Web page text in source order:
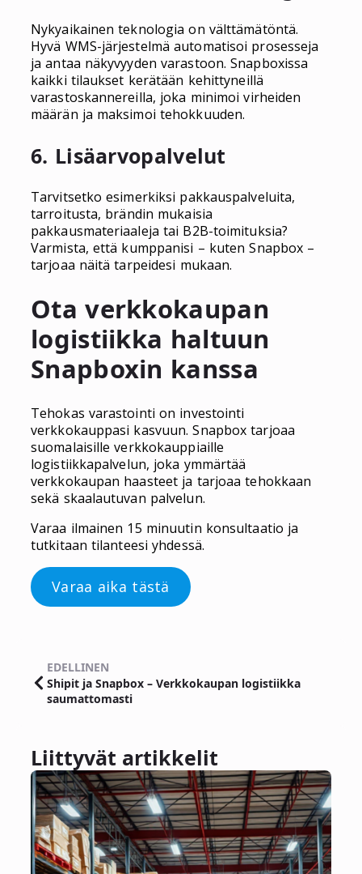
Nykyaikainen teknologia on välttämätöntä.
Hyvä WMS-järjestelmä automatisoi prosesseja
ja antaa näkyvyyden varastoon. Snapboxissa
kaikki tilaukset kerätään kehittyneillä
varastoskannereilla, joka minimoi virheiden
määrän ja maksimoi tehokkuuden.
6. Lisäarvopalvelut
Tarvitsetko esimerkiksi pakkauspalveluita,
tarroitusta, brändin mukaisia
pakkausmateriaaleja tai B2B-toimituksia?
Varmista, että kumppanisi – kuten Snapbox –
tarjoaa näitä tarpeidesi mukaan.
Ota verkkokaupan
logistiikka haltuun
Snapboxin kanssa
Tehokas varastointi on investointi
verkkokauppasi kasvuun. Snapbox tarjoaa
suomalaisille verkkokauppiaille
logistiikkapalvelun, joka ymmärtää
verkkokaupan haasteet ja tarjoaa tehokkaan
sekä skaalautuvan palvelun.
Varaa ilmainen 15 minuutin konsultaatio ja
tutkitaan tilanteesi yhdessä.
Varaa aika tästä
EDELLINEN
Shipit ja Snapbox – Verkkokaupan logistiikka
saumattomasti
Liittyvät artikkelit